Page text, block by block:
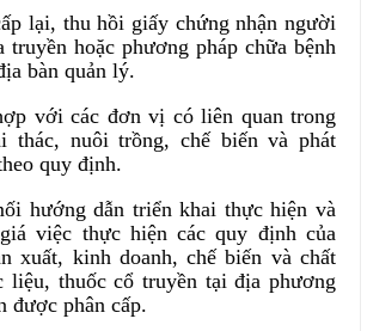
lại, thu hồi giấy chứng nhận người
truyền hoặc phương pháp chữa bệnh
bàn quản lý.
với các đơn vị có liên quan trong
thác, nuôi trồng, chế biến và phát
quy định.
hướng dẫn triển khai thực hiện và
việc thực hiện các quy định của
xuất, kinh doanh, chế biến và chất
liệu, thuốc cổ truyền tại địa phương
được phân cấp.